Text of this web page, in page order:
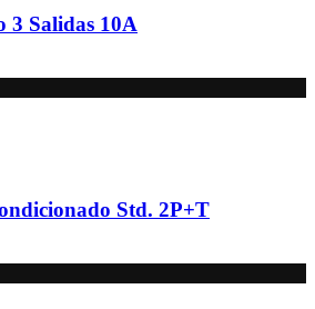
3 Salidas 10A
Std. 2P+T